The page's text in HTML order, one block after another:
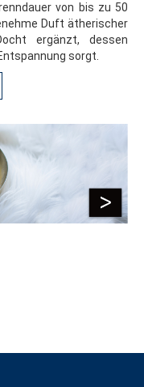
von bis zu 50
Duft ätherischer
ergänzt, dessen
sorgt.